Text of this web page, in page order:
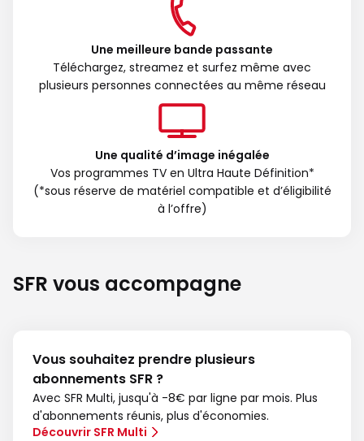
Une meilleure bande passante
Téléchargez, streamez et surfez même avec
plusieurs personnes connectées au même réseau
Une qualité d’image inégalée
Vos programmes TV en Ultra Haute Définition*
(*sous réserve de matériel compatible et d’éligibilité
à l’offre)
SFR vous accompagne
Vous souhaitez prendre plusieurs
abonnements SFR ?
Avec SFR Multi, jusqu'à -8€ par ligne par mois. Plus
d'abonnements réunis, plus d'économies.
Découvrir SFR Multi